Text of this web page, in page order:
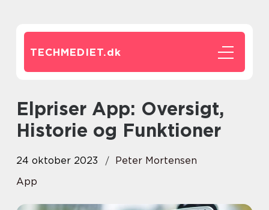
TECHMEDIET.dk
Elpriser App: Oversigt,
Historie og Funktioner
24 oktober 2023
Peter Mortensen
App